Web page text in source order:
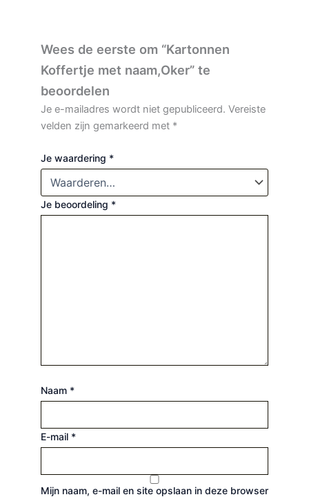
Wees de eerste om “Kartonnen
Koffertje met naam,Oker” te
beoordelen
Je e-mailadres wordt niet gepubliceerd. Vereiste
velden zijn gemarkeerd met *
Je waardering *
Je beoordeling *
Naam *
E-mail *
Mijn naam, e-mail en site opslaan in deze browser